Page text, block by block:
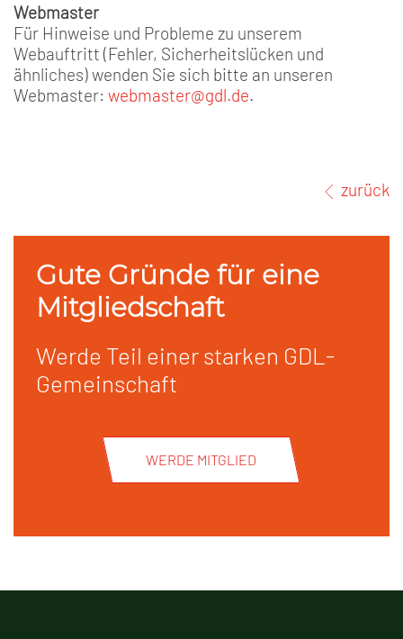
Webmaster
Für Hinweise und Probleme zu unserem
Webauftritt (Fehler, Sicherheitslücken und
ähnliches) wenden Sie sich bitte an unseren
Webmaster: webmaster@gdl.de.
zurück
Gute Gründe für eine
Mitgliedschaft
Werde Teil einer starken GDL-
Gemeinschaft
WERDE MITGLIED